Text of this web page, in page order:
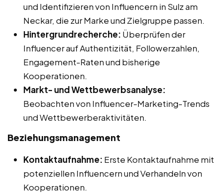
und Identifizieren von Influencern in Sulz am
Neckar, die zur Marke und Zielgruppe passen.
Hintergrundrecherche: Überprüfen der
Influencer auf Authentizität, Followerzahlen,
Engagement-Raten und bisherige
Kooperationen.
Markt- und Wettbewerbsanalyse:
Beobachten von Influencer-Marketing-Trends
und Wettbewerberaktivitäten.
Beziehungsmanagement
Kontaktaufnahme: Erste Kontaktaufnahme mit
potenziellen Influencern und Verhandeln von
Kooperationen.